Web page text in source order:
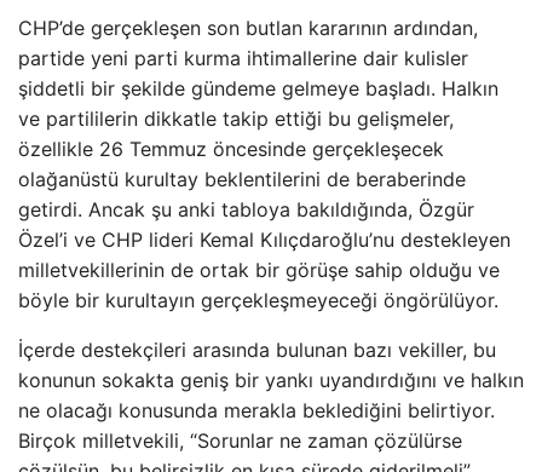
CHP’de gerçekleşen son butlan kararının ardından,
partide yeni parti kurma ihtimallerine dair kulisler
şiddetli bir şekilde gündeme gelmeye başladı. Halkın
ve partililerin dikkatle takip ettiği bu gelişmeler,
özellikle 26 Temmuz öncesinde gerçekleşecek
olağanüstü kurultay beklentilerini de beraberinde
getirdi. Ancak şu anki tabloya bakıldığında, Özgür
Özel’i ve CHP lideri Kemal Kılıçdaroğlu’nu destekleyen
milletvekillerinin de ortak bir görüşe sahip olduğu ve
böyle bir kurultayın gerçekleşmeyeceği öngörülüyor.
İçerde destekçileri arasında bulunan bazı vekiller, bu
konunun sokakta geniş bir yankı uyandırdığını ve halkın
ne olacağı konusunda merakla beklediğini belirtiyor.
Birçok milletvekili, “Sorunlar ne zaman çözülürse